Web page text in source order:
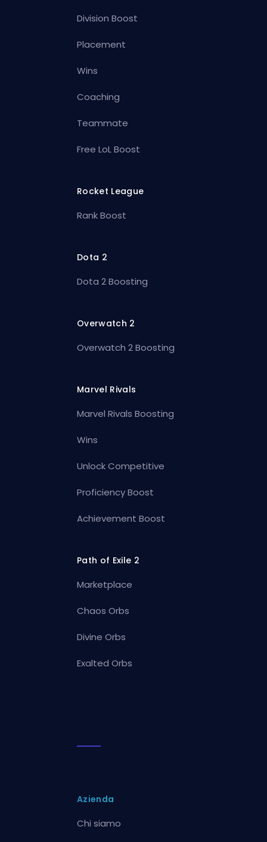
Division Boost
Placement
Wins
Coaching
Teammate
Free LoL Boost
Rocket League
Rank Boost
Dota 2
Dota 2 Boosting
Overwatch 2
Overwatch 2 Boosting
Marvel Rivals
Marvel Rivals Boosting
Wins
Unlock Competitive
Proficiency Boost
Achievement Boost
Path of Exile 2
Marketplace
Chaos Orbs
Divine Orbs
Exalted Orbs
Azienda
Chi siamo